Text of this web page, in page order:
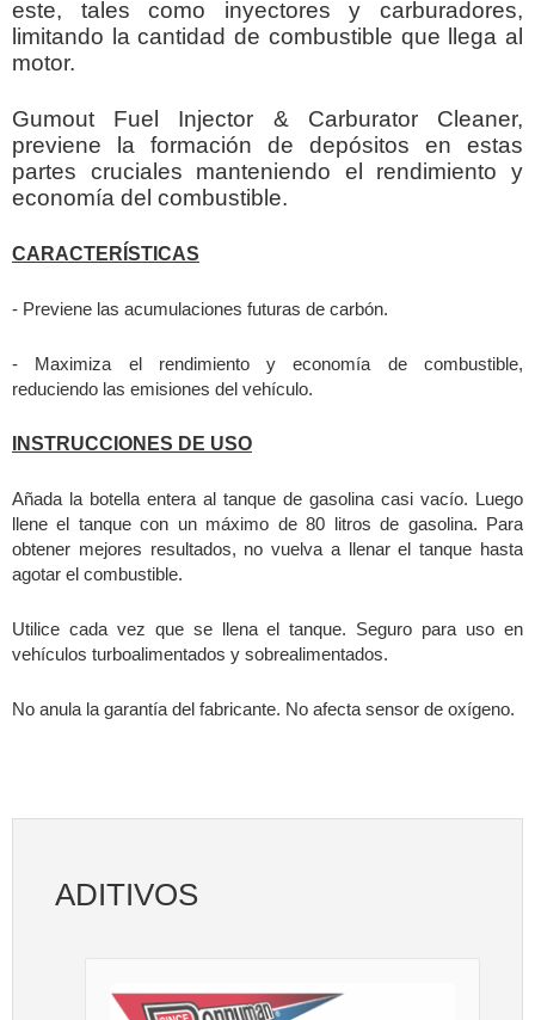
este, tales como inyectores y carburadores,
limitando la cantidad de combustible que llega al
motor.
Gumout Fuel Injector & Carburator Cleaner,
previene la formación de depósitos en estas
partes cruciales manteniendo el rendimiento y
economía del combustible.
CARACTERÍSTICAS
- Previene las acumulaciones futuras de carbón.
- Maximiza el rendimiento y economía de combustible,
reduciendo las emisiones del vehículo.
INSTRUCCIONES DE USO
Añada la botella entera al tanque de gasolina casi vacío. Luego
llene el tanque con un máximo de 80 litros de gasolina. Para
obtener mejores resultados, no vuelva a llenar el tanque hasta
agotar el combustible.
Utilice cada vez que se llena el tanque. Seguro para uso en
vehículos turboalimentados y sobrealimentados.
No anula la garantía del fabricante. No afecta sensor de oxígeno.
ADITIVOS